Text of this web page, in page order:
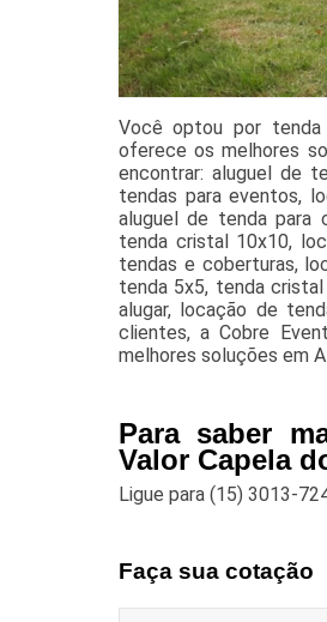
Você optou por tenda
oferece os melhores
encontrar: aluguel de
tendas para eventos,
aluguel de tenda para
tenda cristal 10x10,
tendas e coberturas,
tenda 5x5, tenda
alugar, locação de
clientes, a Cobre
melhores soluções em
Para saber
Valor Capela
Ligue para (15) 3013-
Faça sua cotação